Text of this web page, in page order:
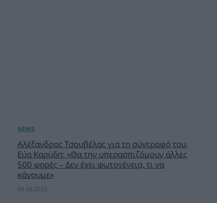
Αλέξανδρος Τσουβέλας για τη σύντροφό του,
Εύα Καρύδη: «Θα την υπερασπιζόμουν άλλες
500 φορές – Δεν έχει φωτογένεια, τι να
κάνουμε»
09.08.2026